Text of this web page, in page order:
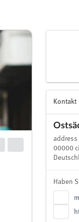
Kontakt
address
00000
Haben